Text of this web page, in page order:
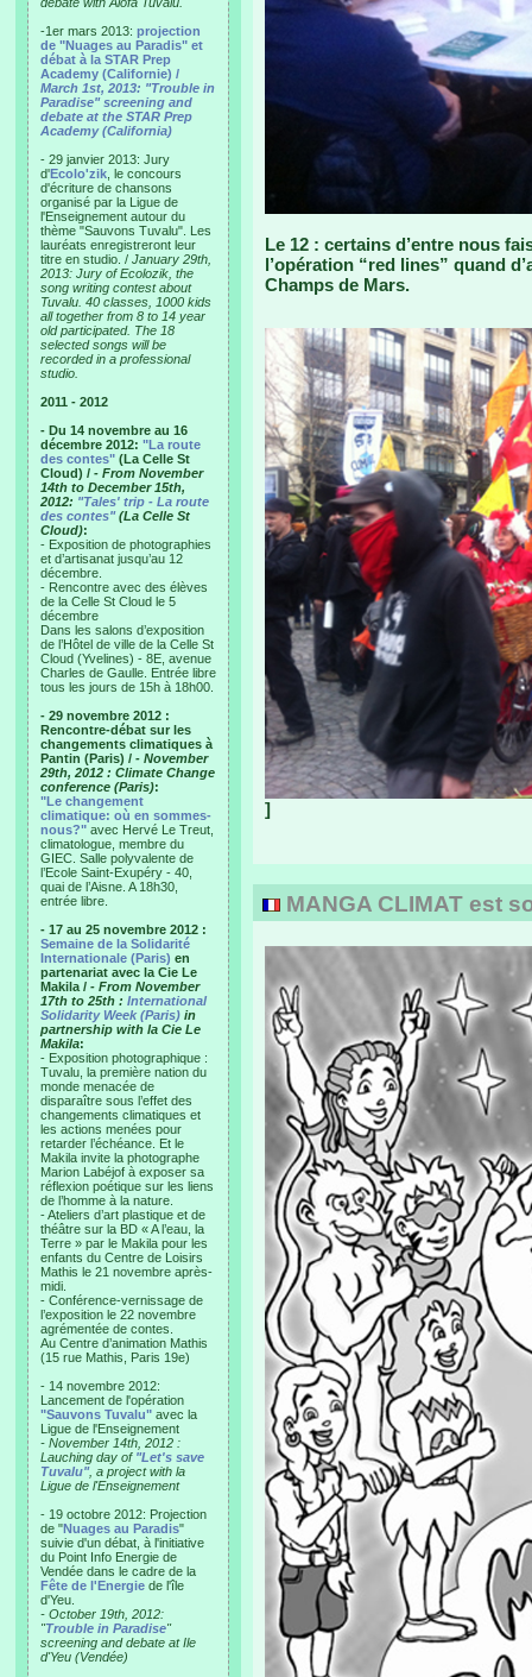
-1er mars 2013: projection
de "Nuages au Paradis" et
débat à la STAR Prep
Academy (Californie) /
March 1st, 2013: "Trouble in
Paradise" screening and
debate at the STAR Prep
Academy (California)
- 29 janvier 2013: Jury
d'Ecolo'zik , le concours
d'écriture de chansons
organisé par la Ligue de
l'Enseignement autour du
thème "Sauvons Tuvalu". Les
lauréats enregistreront leur
titre en studio. / January 29th,
2013: Jury of Ecolozik, the
song writing contest about
Tuvalu. 40 classes, 1000 kids
all together from 8 to 14 year
old participated. The 18
selected songs will be
recorded in a professional
studio.
2011 - 2012
- Du 14 novembre au 16
décembre 2012: "La route
des contes" (La Celle St
Cloud) / - From November
14th to December 15th,
2012: "Tales' trip - La route
des contes"(La Celle St
Cloud):
- Exposition de photographies
et d’artisanat jusqu’au 12
décembre.
- Rencontre avec des élèves
de la Celle St Cloud le 5
décembre
Dans les salons d’exposition
de l’Hôtel de ville de la Celle St
Cloud (Yvelines) - 8E, avenue
Charles de Gaulle. Entrée libre
tous les jours de 15h à 18h00.
- 29 novembre 2012 :
Rencontre-débat sur les
changements climatiques à
Pantin (Paris) / - November
29th, 2012 : Climate Change
conference (Paris):
"Le changement
climatique: où en sommes-
nous?" avec Hervé Le Treut,
climatologue, membre du
GIEC. Salle polyvalente de
l’Ecole Saint-Exupéry - 40,
quai de l’Aisne. A 18h30,
entrée libre.
- 17 au 25 novembre 2012 :
Semaine de la Solidarité
Internationale (Paris) en
partenariat avec la Cie Le
Makila / - From November
17th to 25th : International
Solidarity Week (Paris) in
partnership with la Cie Le
Makila:
- Exposition photographique :
Tuvalu, la première nation du
monde menacée de
disparaître sous l’effet des
changements climatiques et
les actions menées pour
retarder l’échéance. Et le
Makila invite la photographe
Marion Labéjof à exposer sa
réflexion poétique sur les liens
de l’homme à la nature.
- Ateliers d’art plastique et de
théâtre sur la BD « A l’eau, la
Terre » par le Makila pour les
enfants du Centre de Loisirs
Mathis le 21 novembre après-
midi.
- Conférence-vernissage de
l’exposition le 22 novembre
agrémentée de contes.
Au Centre d’animation Mathis
(15 rue Mathis, Paris 19e)
- 14 novembre 2012:
Lancement de l'opération
"Sauvons Tuvalu" avec la
Ligue de l'Enseignement
- November 14th, 2012 :
Lauching day of "Let's save
Tuvalu", a project with la
Ligue de l'Enseignement
- 19 octobre 2012: Projection
de "Nuages au Paradis"
suivie d'un débat, à l'initiative
du Point Info Energie de
Vendée dans le cadre de la
Fête de l'Energie de l'île
d'Yeu.
- October 19th, 2012:
"Trouble in Paradise"
screening and debate at Ile
d'Yeu (Vendée)
Le 12 : certains d’entre nous
l’opération “red lines” quand
Champs de Mars.
]
MANGA CLIMAT est